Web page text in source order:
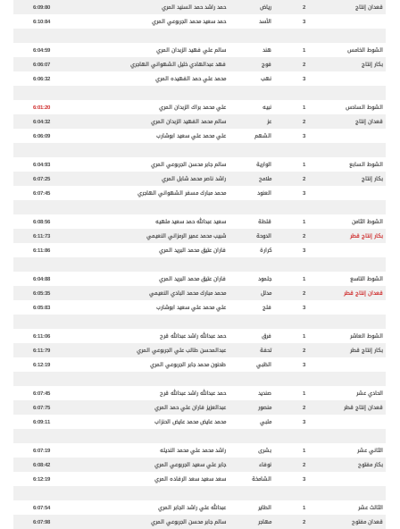
قعدان إنتاج
2 رياض حمد راشد حمد السنيد المري
6:09:80
3
الأسد حمد سعيد محمد الجربوعي المري 6:10:84
الشوط الخامس 1 هند سالم علي فهيد الزبدان المري
6:04:59
بكار إنتاج
2 فوج فهد عبدالهادي خليل الشهواني الهاجري
6:06:07
3
نهب محمد علي حمد الفهيده المري 6:06:32
الشوط السادس 1 نبيه علي محمد براك الزبدان المري
6:01:20
قعدان إنتاج
2 عز سالم محمد الفهيد الزبدان المري
6:04:32
3
الشهم علي محمد علي سعيد ابوشارب 6:06:09
الشوط السابع 1 الوارية سالم جابر محسن الجربوعي المري
6:04:93
بكار إنتاج
2 ملامح راشد ناصر محمد شابل المري
6:07:25
3
العنود محمد مبارك مسفر الشهواني الهاجري 6:07:45
الشوط الثامن 1 قلطة سعيد عبدالله حمد سعيد ملهيه
6:08:56
بكار إنتاج قطر
2 الدوحة شبيب محمد عمير الرمزاني النعيمي
6:11:73
3
كرارة فاران عتيق محمد البريد المري 6:11:86
الشوط التاسع 1 جلمود فاران عتيق محمد البريد المري
6:04:88
قعدان إنتاج قطر
2 مدلل محمد مبارك محمد البادي النعيمي
6:05:35
3
فلج علي محمد علي سعيد ابوشارب 6:05:83
الشوط العاشر 1 فرق حمد عبدالله راشد عبدالله قرح
6:11:06
بكار إنتاج قطر
2 تحفة عبدالمحسن طالب علي الجربوعي المري
6:11:79
3
الظبي طحنون محمد جابر الجربوعي المري 6:12:19
الحادي عشر 1 صنديد حمد عبدالله راشد عبدالله قرح
6:07:45
قعدان إنتاج قطر
2 منصور عبدالعزيز فاران علي حمد المري
6:07:75
3
ملبي محمد عايض محمد عايض الحنزاب 6:09:11
الثاني عشر 1 بشرى راشد محمد علي محمد النديله
6:07:19
بكار مفتوح
2 نوفاء جابر علي سعيد الجربوعي المري
6:08:42
3
الشامخة سعد سعيد سعد الرفاده المري 6:12:19
الثالث عشر 1 الطاير عبدالله علي راشد الجابر المري
6:07:54
قعدان مفتوح
2 مهاجر سالم جابر محسن الجربوعي المري
6:07:98